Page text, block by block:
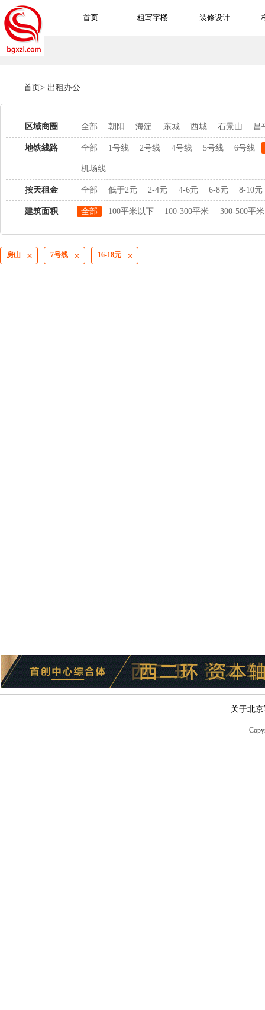
首页 租写字楼 装修设计
首页> 出租办公
区域商圈 全部 朝阳 海淀 东城 西城 石景山 昌
地铁线路 全部 1号线 2号线 4号线 5号线 6号线
机场线
按天租金 全部 低于2元 2-4元 4-6元 6-8元 8-10元
建筑面积 全部 100平米以下 100-300平米 300-500平米
房山  7号线  16-18元 
关于北